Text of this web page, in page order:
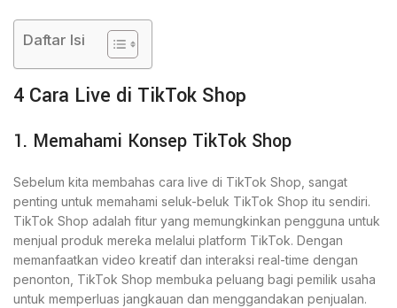
Daftar Isi
4 Cara Live di TikTok Shop
1. Memahami Konsep TikTok Shop
Sebelum kita membahas cara live di TikTok Shop, sangat
penting untuk memahami seluk-beluk TikTok Shop itu sendiri.
TikTok Shop adalah fitur yang memungkinkan pengguna untuk
menjual produk mereka melalui platform TikTok. Dengan
memanfaatkan video kreatif dan interaksi real-time dengan
penonton, TikTok Shop membuka peluang bagi pemilik usaha
untuk memperluas jangkauan dan menggandakan penjualan.